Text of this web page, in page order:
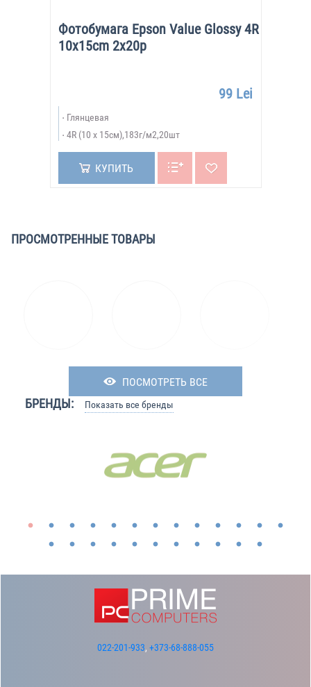
Фотобумага Epson Value Glossy 4R
10x15cm 2x20p
99 Lei
Глянцевая
4R (10 x 15см),183г/м2,20шт
КУПИТЬ
ПРОСМОТРЕННЫЕ ТОВАРЫ
ПОСМОТРЕТЬ ВСЕ
БРЕНДЫ: Показать все бренды
022-201-933, +373-68-888-055